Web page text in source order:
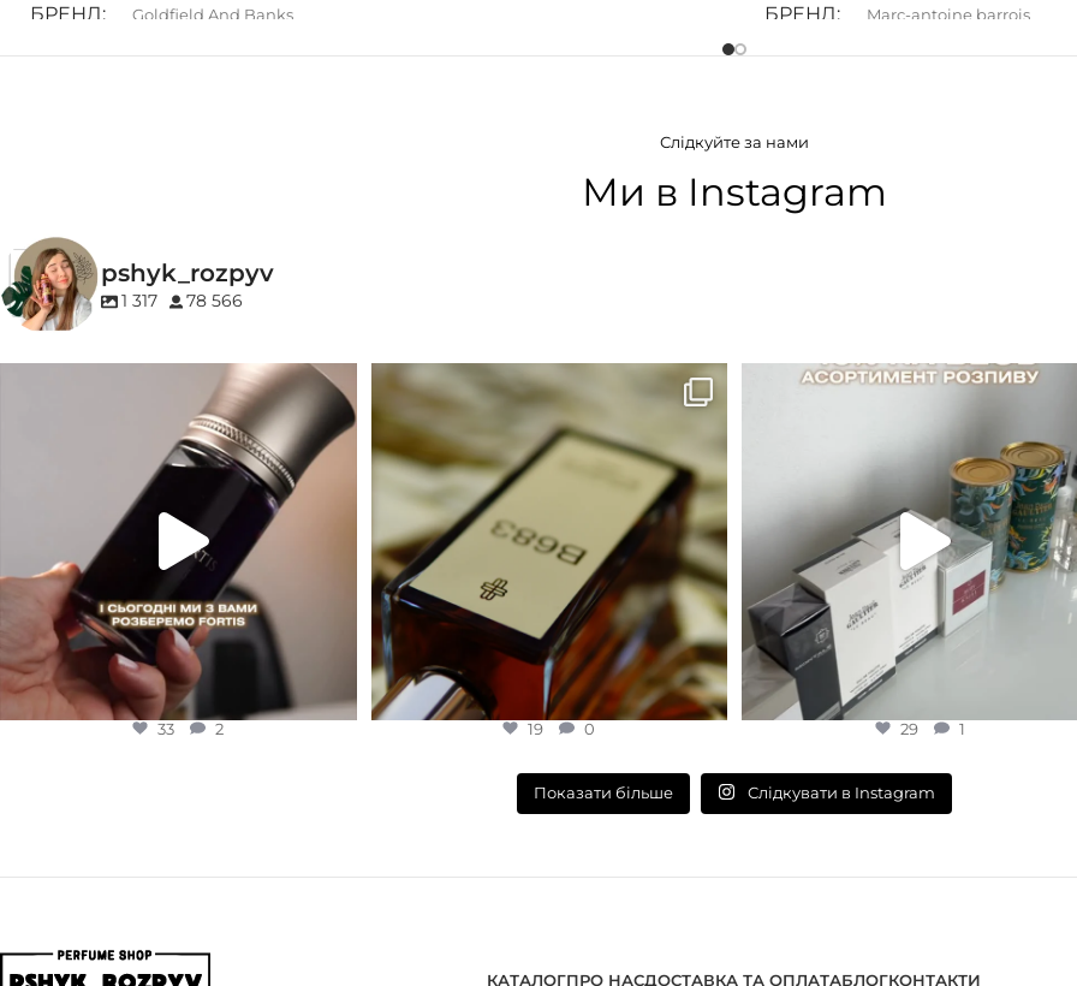
БРЕНД Goldfield And Banks БРЕНД Marc-antoine barrois
Білоквіткові
Слідкуйте за нами
Ми в Instagram
pshyk_rozpyv
1 317 78 566
Для замовлення переходьте на сайт або в
Instagram...
33 2
33 2
Marc-Antoine Barrois B683 - це запах вечора в...
19 0
19 0
Знижка 15 % діє НА ОНЛАЙН
29 1
Показати більше Слідкувати в Instagram
КАТАЛОГПРО НАСДОСТАВКА ТА ОПЛАТАБЛОГКОНТАКТИ